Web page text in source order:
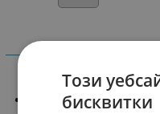
Красива рокличка
Този
бисквитки